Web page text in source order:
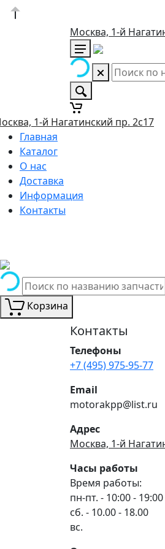
Москва, 1-й
1-й Нагатинский пр. 2с17
Главная
Каталог
О нас
Доставка
Информация
Контакты
Корзина
Контакты
Телефоны
+7 (495) 975-95-77
Email
motorakpp@list.ru
Адрес
Москва, 1-й
Часы работы
Время работы:
пн-пт. - 10:00 - 19:00
сб. - 10.00 - 18.00
вс.